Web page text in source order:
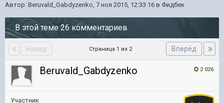
Автор: Beruvald_Gabdyzenko, 7 ноя 2015, 12:33:16 в Фидбек
В этой теме 26 комментариев
Назад Вперёд
Страница 1 из 2
2 026
Beruvald_Gabdyzenko
Участник